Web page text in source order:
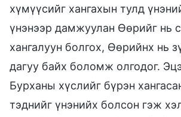
хүмүүсийг хангахын тулд
үнэнээр дамжуулан Өөрийг нь
хангалуун болгох, Өөрийнх нь
дагуу байх боломж олгодог.
Бурханы хүслийг бүрэн
тэднийг үнэнийх болсон гэж